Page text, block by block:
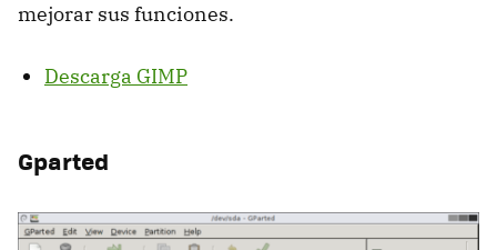
mejorar sus funciones.
Descarga GIMP
Gparted